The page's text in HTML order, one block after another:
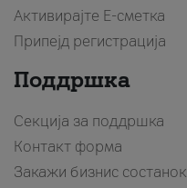
Активирајте Е-сметка
Припејд регистрација
Поддршка
Секција за поддршка
Контакт форма
Закажи бизнис состанок